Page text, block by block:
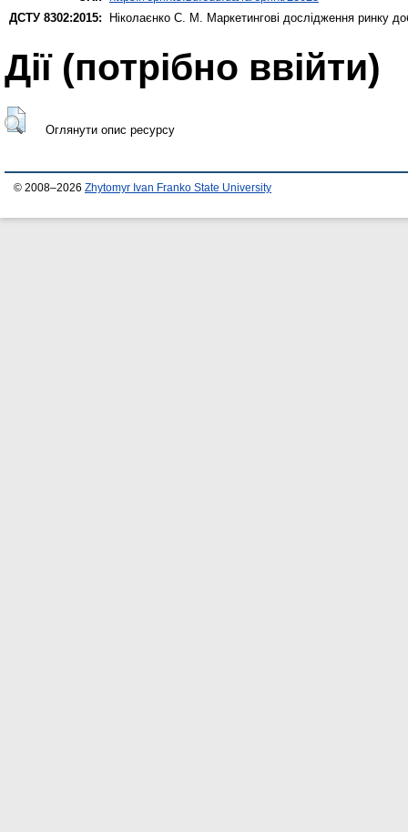
ДСТУ 8302:2015:
Ніколаєнко С. М. Маркетингові дослідження ринку
Дії ​​(потрібно ввійти)
Оглянути опис ресурсу
© 2008–2026 Zhytomyr Ivan Franko State University